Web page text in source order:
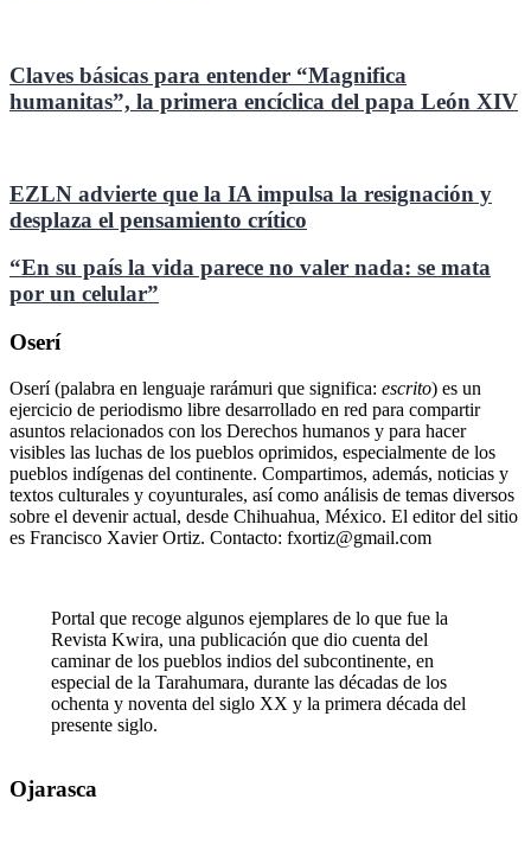
Claves básicas para entender “Magnifica
humanitas”, la primera encíclica del papa León XIV
EZLN advierte que la IA impulsa la resignación y
desplaza el pensamiento crítico
“En su país la vida parece no valer nada: se mata
por un celular”
Oserí
Oserí (palabra en lenguaje rarámuri que significa: escrito) es un
ejercicio de periodismo libre desarrollado en red para compartir
asuntos relacionados con los Derechos humanos y para hacer
visibles las luchas de los pueblos oprimidos, especialmente de los
pueblos indígenas del continente. Compartimos, además, noticias y
textos culturales y coyunturales, así como análisis de temas diversos
sobre el devenir actual, desde Chihuahua, México. El editor del sitio
es Francisco Xavier Ortiz. Contacto: fxortiz@gmail.com
Portal que recoge algunos ejemplares de lo que fue la
Revista Kwira, una publicación que dio cuenta del
caminar de los pueblos indios del subcontinente, en
especial de la Tarahumara, durante las décadas de los
ochenta y noventa del siglo XX y la primera década del
presente siglo.
Ojarasca